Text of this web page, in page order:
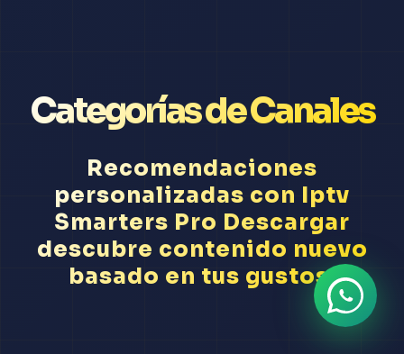
Categorías de Canales
Recomendaciones
personalizadas con Iptv
Smarters Pro Descargar
descubre contenido nuevo
basado en tus gustos.